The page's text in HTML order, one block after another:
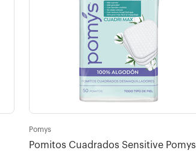
Pomys
Pomitos Cuadrados Sensitive Pomys